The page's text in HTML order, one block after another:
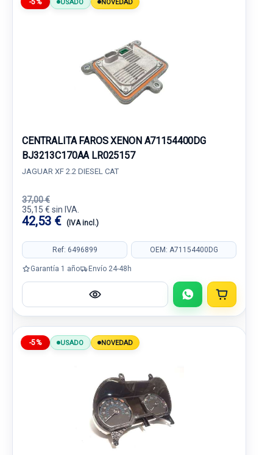
-5% USADO NOVEDAD
CENTRALITA FAROS XENON A71154400DG
BJ3213C170AA LR025157
JAGUAR XF 2.2 DIESEL CAT
37,00 €
35,15 € sin IVA.
42,53 € (IVA incl.)
Ref: 6496899 OEM: A71154400DG
Garantía 1 año Envío 24-48h
-5% USADO NOVEDAD